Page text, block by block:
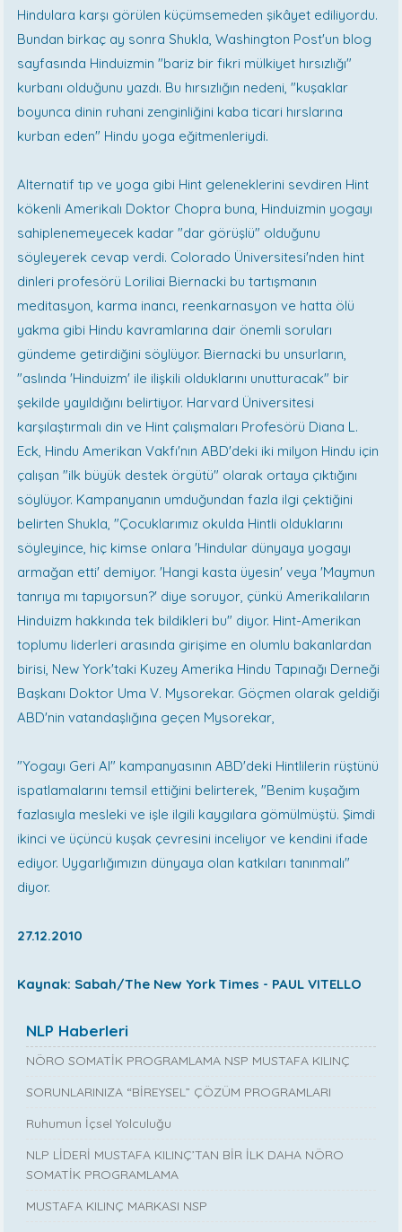
Hindulara karşı görülen küçümsemeden şikâyet ediliyordu.
Bundan birkaç ay sonra Shukla, Washington Post'un blog
sayfasında Hinduizmin "bariz bir fikri mülkiyet hırsızlığı"
kurbanı olduğunu yazdı. Bu hırsızlığın nedeni, "kuşaklar
boyunca dinin ruhani zenginliğini kaba ticari hırslarına
kurban eden" Hindu yoga eğitmenleriydi.
Alternatif tıp ve yoga gibi Hint geleneklerini sevdiren Hint
kökenli Amerikalı Doktor Chopra buna, Hinduizmin yogayı
sahiplenemeyecek kadar "dar görüşlü" olduğunu
söyleyerek cevap verdi. Colorado Üniversitesi'nden hint
dinleri profesörü Loriliai Biernacki bu tartışmanın
meditasyon, karma inancı, reenkarnasyon ve hatta ölü
yakma gibi Hindu kavramlarına dair önemli soruları
gündeme getirdiğini söylüyor. Biernacki bu unsurların,
"aslında 'Hinduizm' ile ilişkili olduklarını unutturacak" bir
şekilde yayıldığını belirtiyor. Harvard Üniversitesi
karşılaştırmalı din ve Hint çalışmaları Profesörü Diana L.
Eck, Hindu Amerikan Vakfı'nın ABD'deki iki milyon Hindu için
çalışan "ilk büyük destek örgütü" olarak ortaya çıktığını
söylüyor. Kampanyanın umduğundan fazla ilgi çektiğini
belirten Shukla, "Çocuklarımız okulda Hintli olduklarını
söyleyince, hiç kimse onlara 'Hindular dünyaya yogayı
armağan etti' demiyor. 'Hangi kasta üyesin' veya 'Maymun
tanrıya mı tapıyorsun?' diye soruyor, çünkü Amerikalıların
Hinduizm hakkında tek bildikleri bu" diyor. Hint-Amerikan
toplumu liderleri arasında girişime en olumlu bakanlardan
birisi, New York'taki Kuzey Amerika Hindu Tapınağı Derneği
Başkanı Doktor Uma V. Mysorekar. Göçmen olarak geldiği
ABD'nin vatandaşlığına geçen Mysorekar,
"Yogayı Geri Al" kampanyasının ABD'deki Hintlilerin rüştünü
ispatlamalarını temsil ettiğini belirterek, "Benim kuşağım
fazlasıyla mesleki ve işle ilgili kaygılara gömülmüştü. Şimdi
ikinci ve üçüncü kuşak çevresini inceliyor ve kendini ifade
ediyor. Uygarlığımızın dünyaya olan katkıları tanınmalı"
diyor.
27.12.2010
Kaynak: Sabah/The New York Times - PAUL VITELLO
NLP Haberleri
NÖRO SOMATİK PROGRAMLAMA NSP MUSTAFA KILINÇ
SORUNLARINIZA “BİREYSEL” ÇÖZÜM PROGRAMLARI
Ruhumun İçsel Yolculuğu
NLP LİDERİ MUSTAFA KILINÇ’TAN BİR İLK DAHA NÖRO
SOMATİK PROGRAMLAMA
MUSTAFA KILINÇ MARKASI NSP